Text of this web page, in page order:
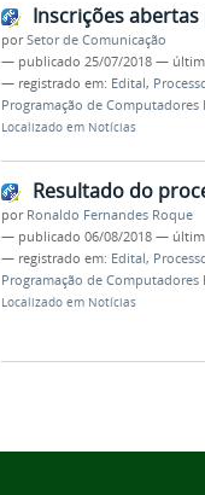
Inscrições
porSetor de Comunicação
— publicado 25/07/2018 —
— registrado em: Edital,
Programação de Computadores I
Localizado em Notícias
Resultado do
por Ronaldo Fernandes Roque
— publicado 06/08/2018 —
— registrado em: Edital,
Programação de Computadores I
Localizado em Notícias